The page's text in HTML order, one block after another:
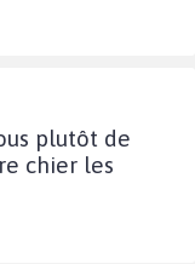
plutôt de
chier les